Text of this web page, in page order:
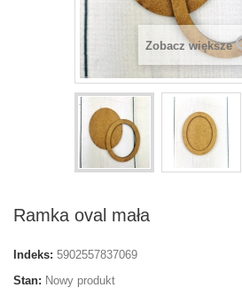
Zobacz większe
Ramka oval mała
Indeks: 5902557837069
Stan: Nowy produkt